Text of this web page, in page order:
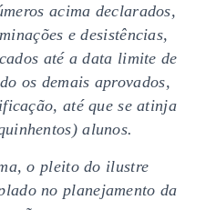
acima declarados,
e desistências,
até a data limite de
os demais aprovados,
até que se atinja
alunos.
pleito do ilustre
no planejamento da